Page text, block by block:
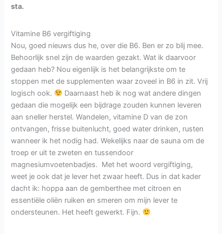
sta.
Vitamine B6 vergiftiging
Nou, goed nieuws dus he, over die B6. Ben er zo blij mee.
Behoorlijk snel zijn de waarden gezakt. Wat ik daarvoor
gedaan heb? Nou eigenlijk is het belangrijkste om te
stoppen met de supplementen waar zoveel in B6 in zit. Vrij
logisch ook.
Daarnaast heb ik nog wat andere dingen
gedaan die mogelijk een bijdrage zouden kunnen leveren
aan sneller herstel. Wandelen, vitamine D van de zon
ontvangen, frisse buitenlucht, goed water drinken, rusten
wanneer ik het nodig had. Wekelijks naar de sauna om de
troep er uit te zweten en tussendoor
magnesiumvoetenbadjes. Met het woord vergiftiging,
weet je ook dat je lever het zwaar heeft. Dus in dat kader
dacht ik: hoppa aan de gemberthee met citroen en
essentiële oliën ruiken en smeren om mijn lever te
ondersteunen. Het heeft gewerkt. Fijn.